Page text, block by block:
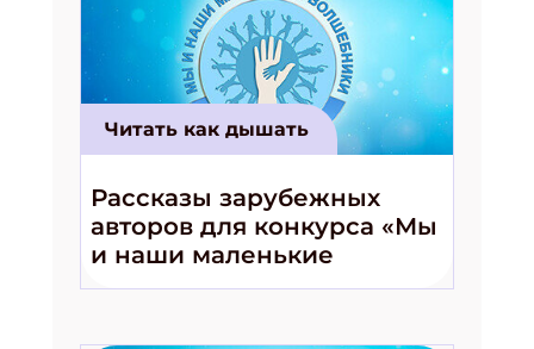
Читать как дышать
Рассказы зарубежных
авторов для конкурса «Мы
и наши маленькие
волшебники!»
Подпишись на рассылку
Получи электронный "Классный журнал" в